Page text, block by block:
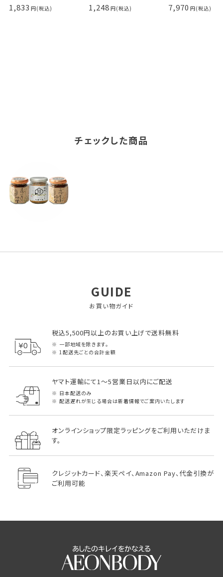
1,833 1,248 7,970
チェックした商品
GUIDE
お買い物ガイド
税込5,500円以上のお買い上げで送料無料
一部地域を除きます。
1配送先ごとの合計金額
ヤマト運輸にて1～5営業日以内にご配送
日本配送のみ
配送遅れが生じる場合は新着情報でご案内いたします
オンラインショップ限定ラッピングをご利用いただけま
す。
クレジットカード、楽天ペイ、Amazon Pay、代金引換が
ご利用可能